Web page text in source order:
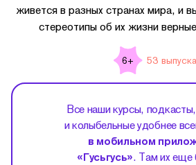
живется в разных странах мира, и
стереотипы об их жизни
6+ 53 выпуска
Все наши курсы,
и колыбельные удобнее
в мобильном
«Гусьгусь». Там их еще